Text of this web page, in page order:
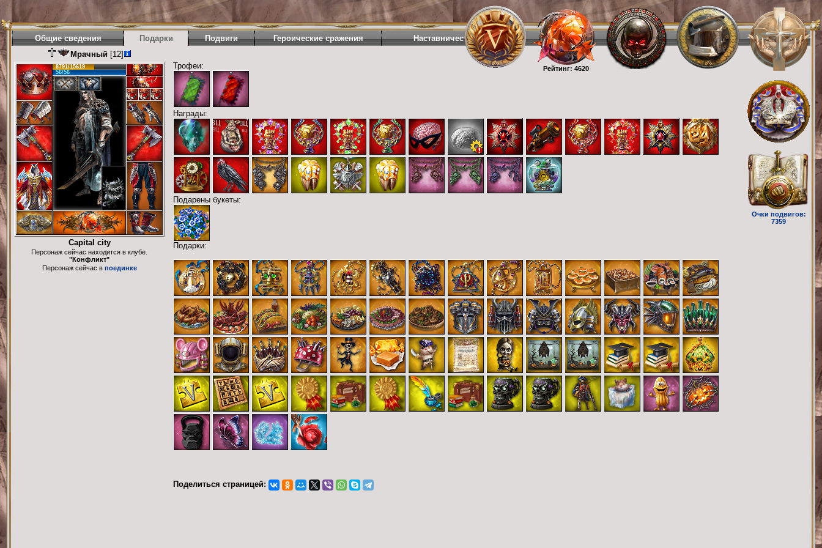
Рейтинг: 4620
Очки подвигов:
7359
Общие сведения Подарки Подвиги Героические сражения
Наставничество
Мрачный [12]
8791/15619
56/56
Capital city
Персонаж сейчас находится в клубе.
"Конфликт"
Персонаж сейчас в поединке
Трофеи:
Награды:
Подарены букеты:
Подарки:
Поделиться страницей: